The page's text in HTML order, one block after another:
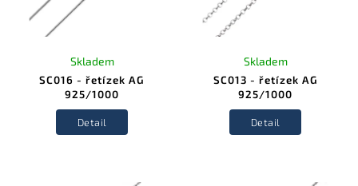
SC016 - řetízek AG
925/1000
Skladem
Detail
SC013 - řetízek AG
925/1000
Skladem
Detail